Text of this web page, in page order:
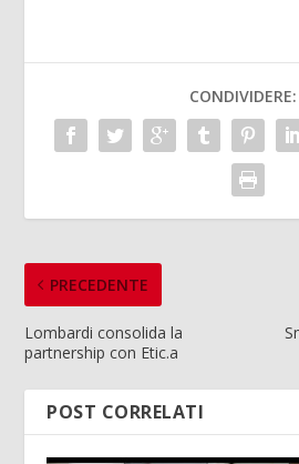
CONDIVIDERE:
PRECEDENTE
Lombardi consolida la
partnership con Etic.a
POST CORRELATI